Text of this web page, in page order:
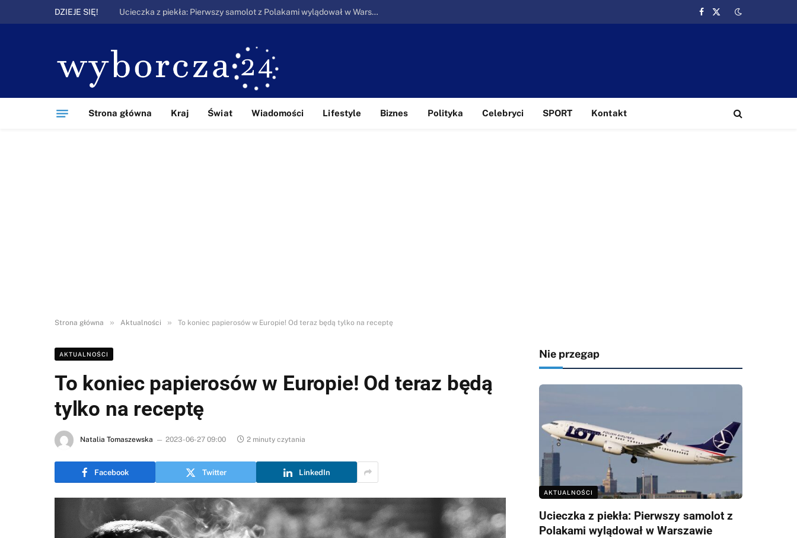
DZIEJE SIĘ! Ucieczka z piekła: Pierwszy samolot z Polakami wylądował w Warszawie
Facebook
X
Strona główna Kraj Świat Wiadomości Lifestyle Biznes Polityka Celebryci SPORT Kontakt
Strona główna » Aktualności » To koniec papierosów w Europie! Od teraz będą tylko na receptę
AKTUALNOŚCI
To koniec papierosów w Europie! Od teraz będą
tylko na receptę
Natalia Tomaszewska 2023-06-27 09:00 2 minuty czytania
Facebook Twitter LinkedIn
Nie przegap
AKTUALNOŚCI
Ucieczka z piekła: Pierwszy samolot z
Polakami wylądował w Warszawie